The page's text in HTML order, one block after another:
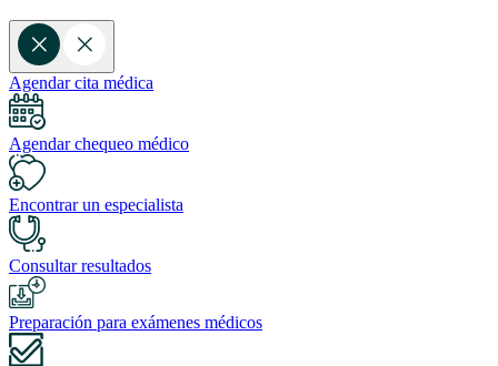
Agendar cita médica
Agendar chequeo médico
Encontrar un especialista
Consultar resultados
Preparación para exámenes médicos